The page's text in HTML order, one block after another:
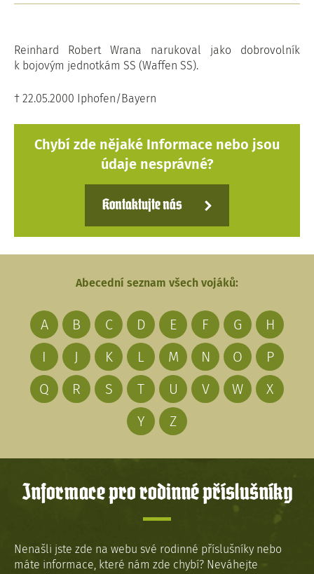
Reinhard Robert Wrana narukoval jako dobrovolník
k bojovým jednotkám SS (Waffen SS).
† 22.05.2000 Iphofen/Bayern
Chybí zde nějaké Informace nebo jsou
údaje nesprávné?
Kontaktujte nás
Abecední seznam všech vojáků:
A B C D E F G
H
I
J K L M N O
P
Q
R S T U V W
X
Y
Z
Informace pro rodinné příslušníky
Nenašli jste zde na webu své rodinné příslušníky nebo
máte informace, které nám zde chybí? Neváhejte